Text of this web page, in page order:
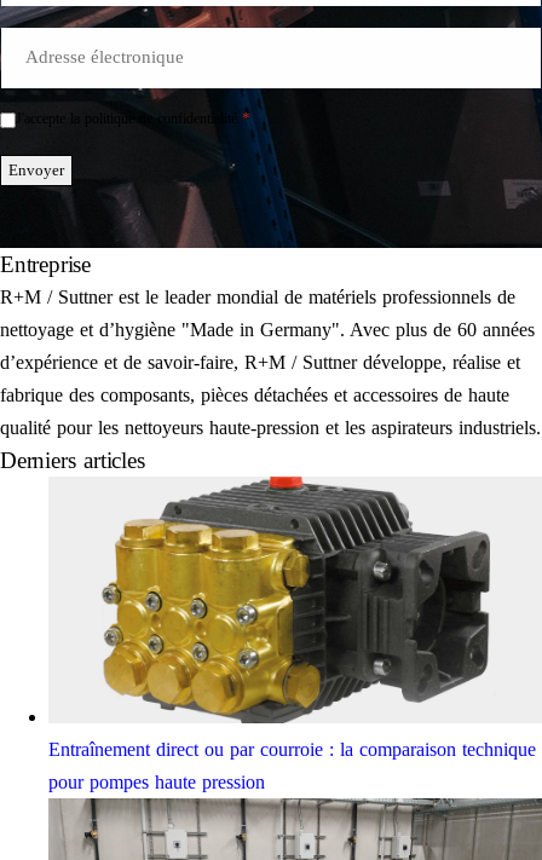
Mail
Einwilligung
J'accepte la politique de confidentialité.*
Envoyer
Entreprise
R+M / Suttner est le leader mondial de matériels professionnels de
nettoyage et d’hygiène "Made in Germany". Avec plus de 60 années
d’expérience et de savoir-faire, R+M / Suttner développe, réalise et
fabrique des composants, pièces détachées et accessoires de haute
qualité pour les nettoyeurs haute-pression et les aspirateurs industriels.
Derniers articles
Entraînement direct ou par courroie : la comparaison technique
pour pompes haute pression